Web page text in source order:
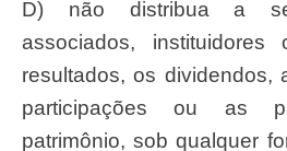
d) não distribua a seus conselheiros,
associados, instituidores
resultados, os dividendos,
participações ou as
patrimônio, sob qualquer